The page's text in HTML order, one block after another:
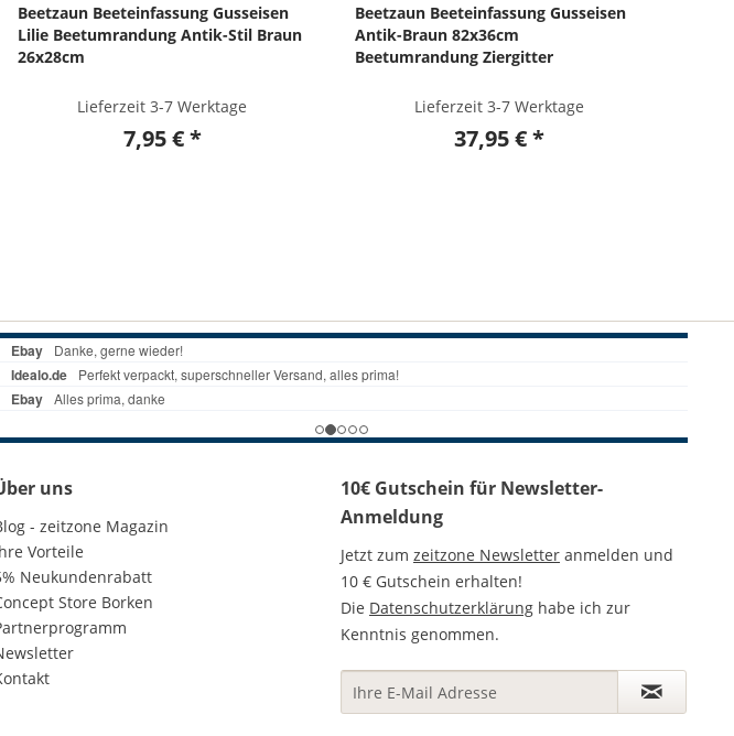
Beetzaun Beeteinfassung Gusseisen
Lilie Beetumrandung Antik-Stil Braun
26x28cm
Lieferzeit 3-7 Werktage
7,95 € *
Beetzaun Beeteinfassung Gusseisen
Antik-Braun 82x36cm
Beetumrandung Ziergitter
Lieferzeit 3-7 Werktage
37,95 € *
uns
- zeitzone Magazin
Vorteile
Neukundenrabatt
Store Borken
10€ Gutschein für Newsletter-
Anmeldung
Jetzt zum zeitzone Newsletter anmelden und
10 € Gutschein erhalten!
Die Datenschutzerklärung habe ich zur
Kenntnis genommen.